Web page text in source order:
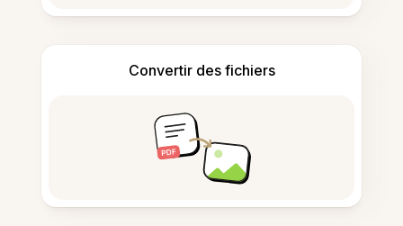
Convertir des fichiers